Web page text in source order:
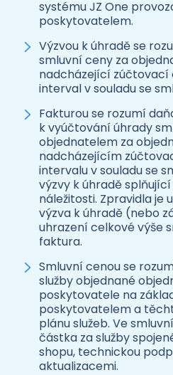
systému JZ One
poskytovatelem.
Výzvou k úhradě se
smluvní ceny za
nadcházející zúčtovací
interval v souladu se
Fakturou se rozumí
k vyúčtování úhrady
objednatelem za
nadcházejícím
intervalu v souladu se
výzvy k úhradě
náležitosti. Zpravidla je
výzva k úhradě (nebo
uhrazení celkové výše
faktura.
Smluvní cenou se
služby objednané
poskytovatele na
poskytovatelem a
plánu služeb. Ve
částka za služby
shopu, technickou
aktualizacemi.